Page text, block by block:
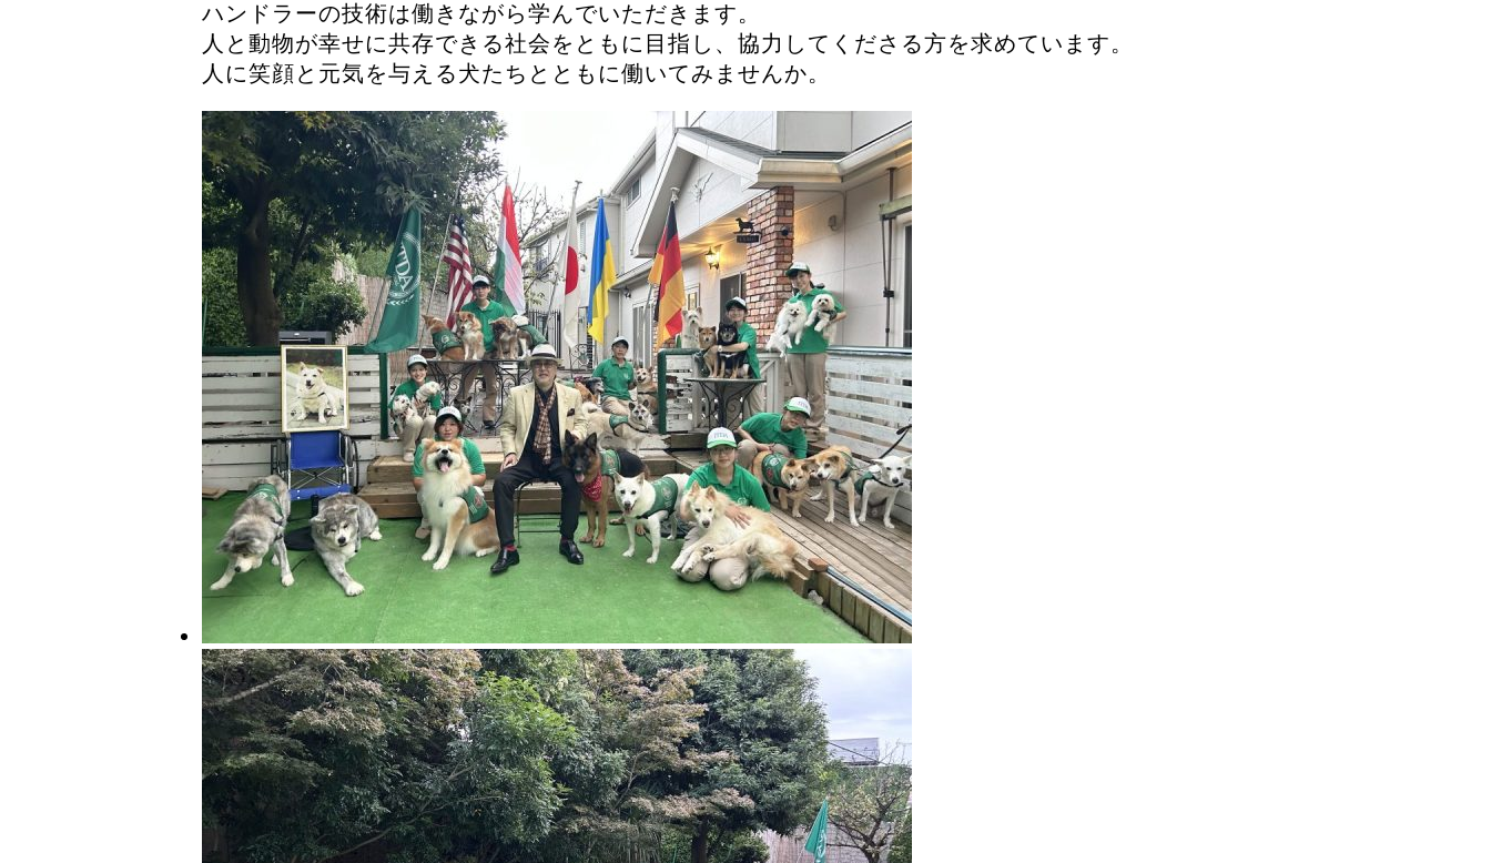
ハンドラーの技術は働きながら学んでいただきます。
人と動物が幸せに共存できる社会をともに目指し、協力してくださる方を求めています。
人に笑顔と元気を与える犬たちとともに働いてみませんか。